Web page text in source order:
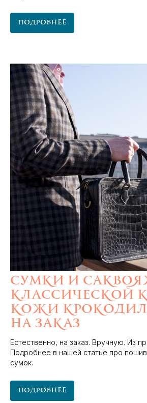
Подробнее
Сумки и
классической
кожи
на заказ
Естественно, на заказ. Вручную. Из
Подробнее в нашей статье про
сумок.
Подробнее